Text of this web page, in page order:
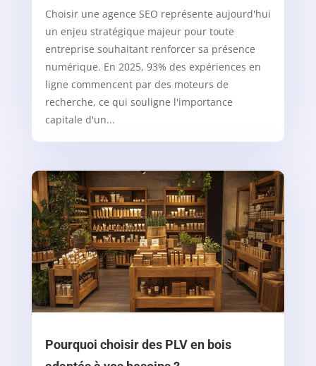
Choisir une agence SEO représente aujourd'hui
un enjeu stratégique majeur pour toute
entreprise souhaitant renforcer sa présence
numérique. En 2025, 93% des expériences en
ligne commencent par des moteurs de
recherche, ce qui souligne l'importance
capitale d'un...
Pourquoi choisir des PLV en bois